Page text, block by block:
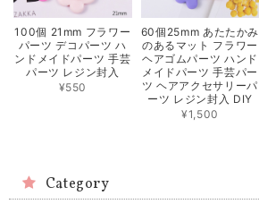
100個 21mm フラワー
パーツ デコパーツ ハ
ンドメイドパーツ 手芸
パーツ レジン封入
¥550
60個25mm あたたかみ
のあるマット フラワー
ヘアゴムパーツ ハンド
メイドパーツ 手芸パー
ツ ヘアアクセサリーパ
ーツ レジン封入 DIY
¥1,500
Category